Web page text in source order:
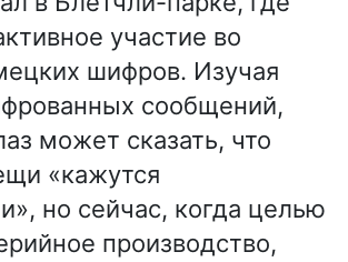
участие во
шифров. Изучая
сообщений,
может сказать, что
«кажутся
но сейчас, когда целью
производство,